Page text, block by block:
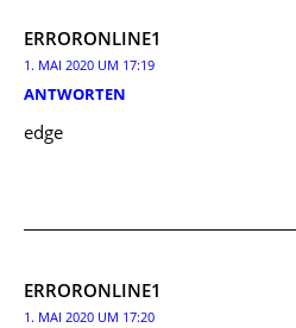
ERRORONLINE1
1. MAI 2020 UM 17:19
ANTWORTEN
edge
ERRORONLINE1
1. MAI 2020 UM 17:20